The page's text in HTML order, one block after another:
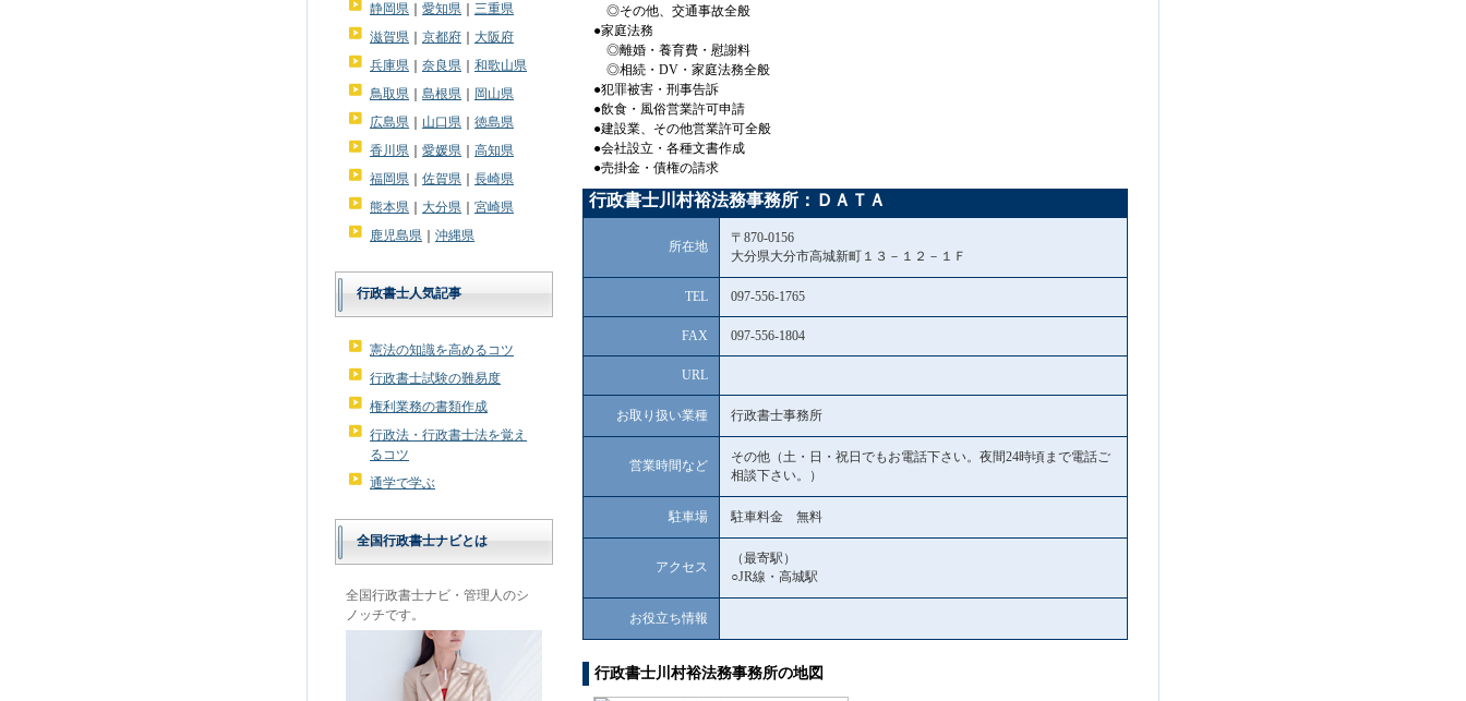
◎その他、交通事故全般
●家庭法務
◎離婚・養育費・慰謝料
◎相続・DV・家庭法務全般
●犯罪被害・刑事告訴
●飲食・風俗営業許可申請
●建設業、その他営業許可全般
●会社設立・各種文書作成
●売掛金・債権の請求
行政書士川村裕法務事務所：ＤＡＴＡ
所在地
〒870-0156
大分県大分市高城新町１３－１２－１Ｆ
TEL 097-556-1765
FAX 097-556-1804
URL
お取り扱い業種 行政書士事務所
営業時間など
その他（土・日・祝日でもお電話下さい。夜間24時頃まで電話ご
相談下さい。）
駐車場 駐車料金 無料
アクセス
（最寄駅）
○JR線・高城駅
お役立ち情報
行政書士川村裕法務事務所の地図
静岡県
愛知県
三重県
滋賀県
京都府
大阪府
兵庫県
奈良県
和歌山県
鳥取県
島根県
岡山県
広島県
山口県
徳島県
香川県
愛媛県
高知県
福岡県
佐賀県
長崎県
熊本県
大分県
宮崎県
鹿児島県
沖縄県
行政書士人気記事
憲法の知識を高めるコツ
行政書士試験の難易度
権利業務の書類作成
行政法・行政書士法を覚え
るコツ
通学で学ぶ
全国行政書士ナビとは
全国行政書士ナビ・管理人のシ
ノッチです。